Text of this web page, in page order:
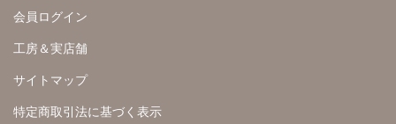
会員ログイン
工房＆実店舗
サイトマップ
特定商取引法に基づく表示